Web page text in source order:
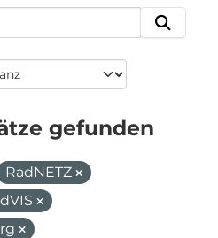
gefunden
RadNETZ